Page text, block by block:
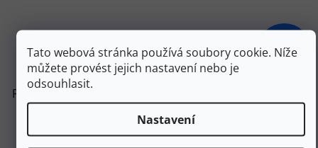
Tato webová stránka používá soubory cookie. Níže
můžete provést jejich nastavení nebo je
odsouhlasit.
Nastavení
2 190 Kč
–30 %
RRAT'S Pánské sandály T-OUTDOOR yellow/black - žluté
Skladem